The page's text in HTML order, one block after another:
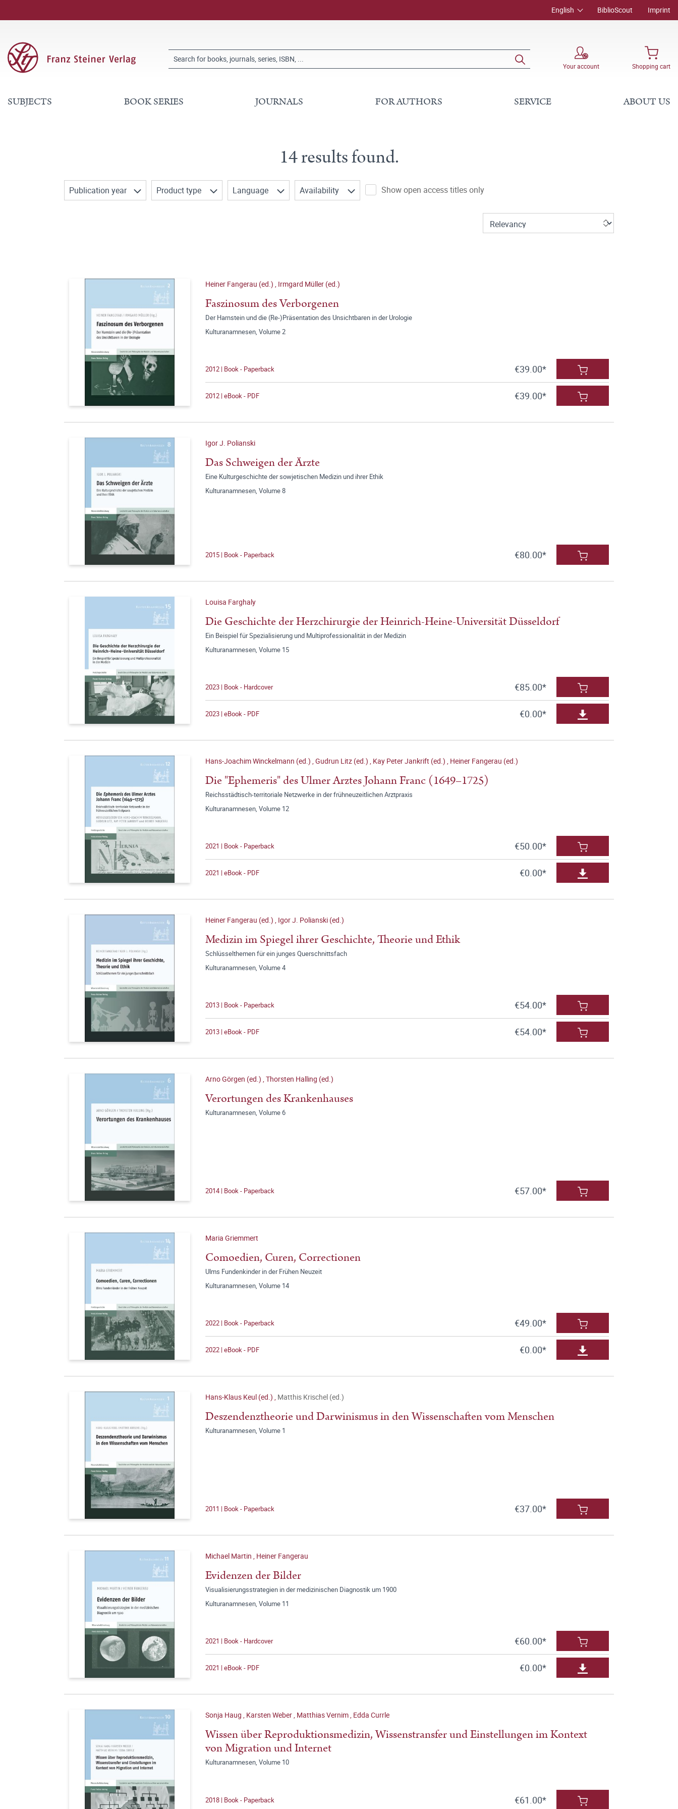
English BiblioScout Imprint
Your account Shopping cart
SUBJECTS BOOK SERIES JOURNALS FOR AUTHORS SERVICE ABOUT US
14 results found.
Publication year Product type Language Availability Show open access titles only
Heiner Fangerau (ed.) , Irmgard Müller (ed.)
Faszinosum des Verborgenen
Der Harnstein und die (Re-)Präsentation des Unsichtbaren in der Urologie
Kulturanamnesen, Volume 2
2012 | Book - Paperback €39.00*
2012 | eBook - PDF €39.00*
Igor J. Polianski
Das Schweigen der Ärzte
Eine Kulturgeschichte der sowjetischen Medizin und ihrer Ethik
Kulturanamnesen, Volume 8
2015 | Book - Paperback €80.00*
Louisa Farghaly
Die Geschichte der Herzchirurgie der Heinrich-Heine-Universität Düsseldorf
Ein Beispiel für Spezialisierung und Multiprofessionalität in der Medizin
Kulturanamnesen, Volume 15
2023 | Book - Hardcover €85.00*
2023 | eBook - PDF €0.00*
Hans-Joachim Winckelmann (ed.) ,Gudrun Litz (ed.) , Kay Peter Jankrift (ed.) , Heiner Fangerau (ed.)
Die "Ephemeris" des Ulmer Arztes Johann Franc (1649–1725)
Reichsstädtisch-territoriale Netzwerke in der frühneuzeitlichen Arztpraxis
Kulturanamnesen, Volume 12
2021 | Book - Paperback €50.00*
2021 | eBook - PDF €0.00*
Heiner Fangerau (ed.) , Igor J. Polianski (ed.)
Medizin im Spiegel ihrer Geschichte, Theorie und Ethik
Schlüsselthemen für ein junges Querschnittsfach
Kulturanamnesen, Volume 4
2013 | Book - Paperback €54.00*
2013 | eBook - PDF €54.00*
Arno Görgen (ed.) ,Thorsten Halling (ed.)
Verortungen des Krankenhauses
Kulturanamnesen, Volume 6
2014 | Book - Paperback €57.00*
Maria Griemmert
Comoedien, Curen, Correctionen
Ulms Fundenkinder in der Frühen Neuzeit
Kulturanamnesen, Volume 14
2022 | Book - Paperback €49.00*
2022 | eBook - PDF €0.00*
Hans-Klaus Keul (ed.) , Matthis Krischel (ed.)
Deszendenztheorie und Darwinismus in den Wissenschaften vom Menschen
Kulturanamnesen, Volume 1
2011 | Book - Paperback €37.00*
Michael Martin , Heiner Fangerau
Evidenzen der Bilder
Visualisierungsstrategien in der medizinischen Diagnostik um 1900
Kulturanamnesen, Volume 11
2021 | Book - Hardcover €60.00*
2021 | eBook - PDF €0.00*
Sonja Haug , Karsten Weber, Matthias Vernim, Edda Currle
Wissen über Reproduktionsmedizin, Wissenstransfer und Einstellungen im Kontext
von Migration und Internet
Kulturanamnesen, Volume 10
2018 | Book - Paperback €61.00*